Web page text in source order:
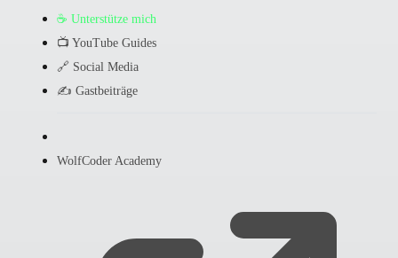
☕ Unterstütze mich
📺 YouTube Guides
🔗 Social Media
✍️ Gastbeiträge
WolfCoder Academy